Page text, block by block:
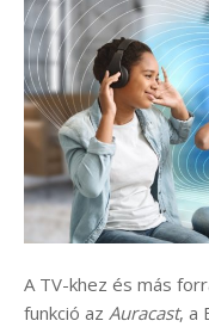
A TV-khez és más
funkció az Auracast, a